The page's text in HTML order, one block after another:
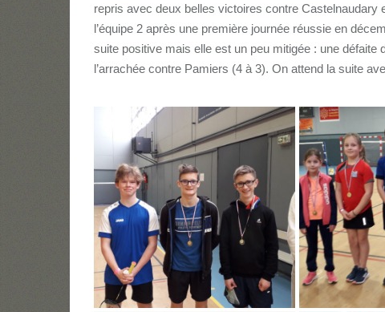
repris avec deux belles victoires contre Castelnaudary
l’équipe 2 après une première journée réussie en
suite positive mais elle est un peu mitigée : une
l’arrachée contre Pamiers (4 à 3). On attend la suite